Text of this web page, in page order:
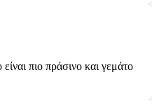
πιο πράσινο και γεμάτο